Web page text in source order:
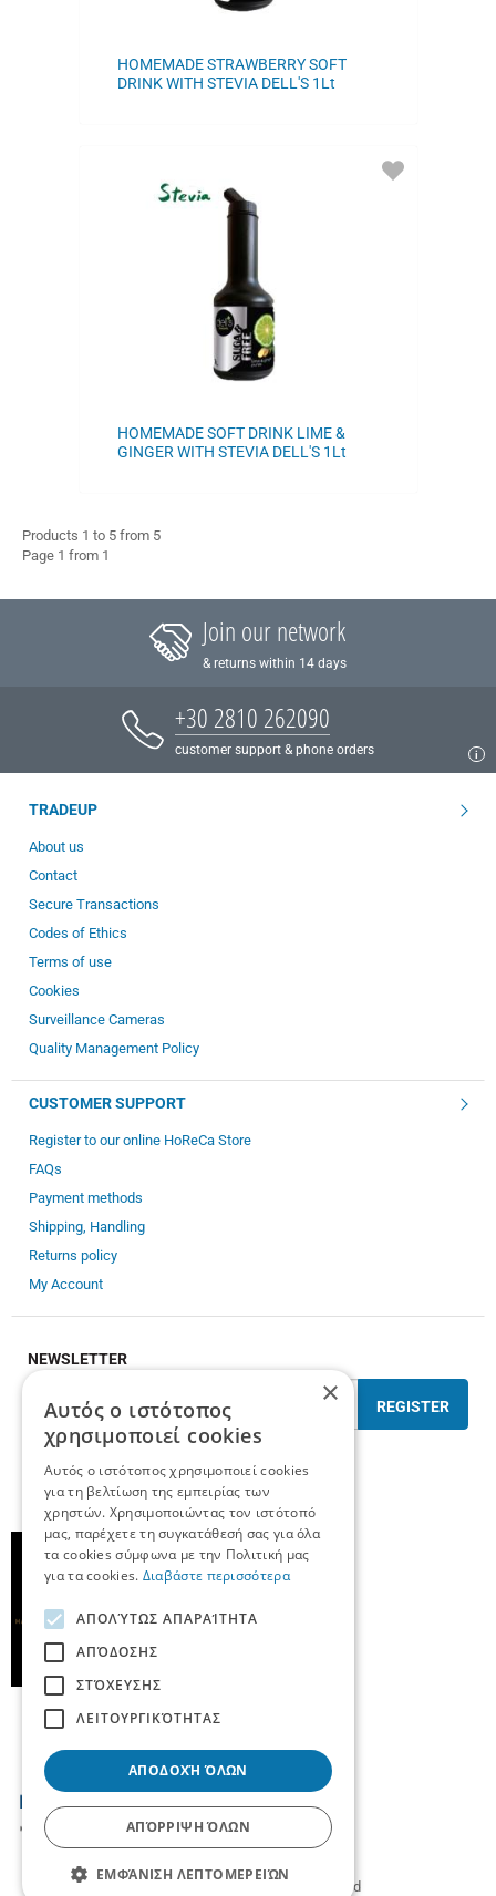
HOMEMADE STRAWBERRY SOFT
DRINK WITH STEVIA DELL'S 1Lt
HOMEMADE SOFT DRINK LIME &
GINGER WITH STEVIA DELL'S 1Lt
ADD
Products 1 to 5 from 5
Page 1 from 1
Join our network
& returns within 14 days
+30 2810 262090
customer support & phone orders
TRADEUP
About us
Contact
Secure Transactions
Codes of Ethics
Terms of use
Cookies
Surveillance Cameras
Quality Management Policy
CUSTOMER SUPPORT
Register to our online HoReCa Store
FAQs
Payment methods
Shipping, Handling
Returns policy
My Account
NEWSLETTER
REGISTER
I have read and accept the terms of use
- All rights reserved
×
Αυτός ο ιστότοπος
χρησιμοποιεί cookies
Αυτός ο ιστότοπος χρησιμοποιεί cookies
για τη βελτίωση της εμπειρίας των
χρηστών. Χρησιμοποιώντας τον ιστότοπό
μας, παρέχετε τη συγκατάθεσή σας για όλα
τα cookies σύμφωνα με την Πολιτική μας
για τα cookies. Διαβάστε περισσότερα
ΑΠΟΛΎΤΩΣ ΑΠΑΡΑΊΤΗΤΑ
ΑΠΌΔΟΣΗΣ
ΣΤΌΧΕΥΣΗΣ
ΛΕΙΤΟΥΡΓΙΚΌΤΗΤΑΣ
ΑΠΟΔΟΧΉ ΌΛΩΝ
ΑΠΌΡΡΙΨΗ ΌΛΩΝ
ΕΜΦΆΝΙΣΗ ΛΕΠΤΟΜΕΡΕΙΏΝ